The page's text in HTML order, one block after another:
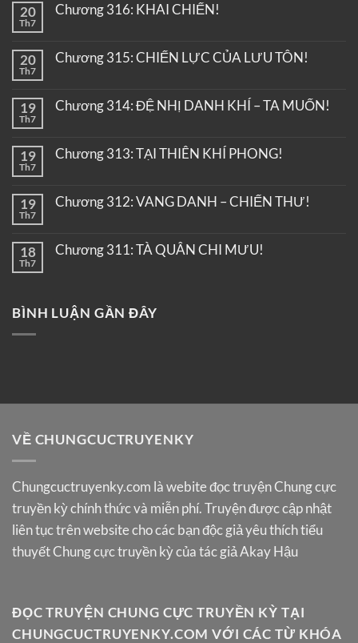
20
Th7
Chương 316: KHAI CHIẾN!
20
Th7
Chương 315: CHIẾN LỰC CỦA LƯU TÔN!
19
Th7
Chương 314: ĐỆ NHỊ DANH KHÍ – TA MUỐN!
19
Th7
Chương 313: TẠI THIÊN KHÍ PHONG!
19
Th7
Chương 312: VANG DANH – CHIẾN THƯ!
18
Th7
Chương 311: TÀ QUÂN CHI MƯU!
BÌNH LUẬN GẦN ĐÂY
VỀ CHUNGCUCTRUYENKY
Chungcuctruyenky.com là webite đọc truyện Chung cực
truyền kỳ chính thức và miễn phí. Truyện được cập nhật
liên tục trên website cho các bạn độc giả yêu thích tiểu
thuyết Chung cực truyền kỳ của tác giả Akay Hậu
ĐỌC TRUYỆN CHUNG CỰC TRUYỀN KỲ TẠI
CHUNGCUCTRUYENKY.COM VỚI CÁC TỪ KHÓA